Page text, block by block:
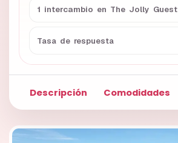
1 intercambio en The Jolly Guest
Tasa de respuesta
Descripción Comodidades